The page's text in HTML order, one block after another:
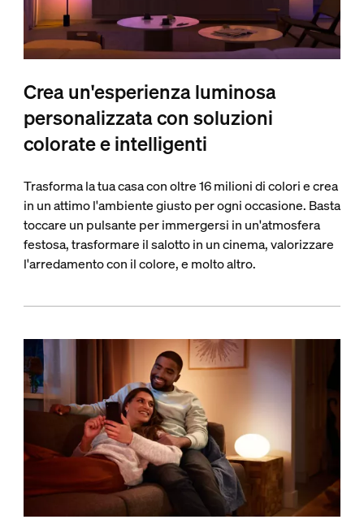
Crea un'esperienza luminosa
personalizzata con soluzioni
colorate e intelligenti
Trasforma la tua casa con oltre 16 milioni di colori e crea
in un attimo l'ambiente giusto per ogni occasione. Basta
toccare un pulsante per immergersi in un'atmosfera
festosa, trasformare il salotto in un cinema, valorizzare
l'arredamento con il colore, e molto altro.